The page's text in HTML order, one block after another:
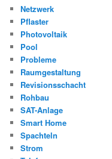
Netzwerk
Pflaster
Photovoltaik
Pool
Probleme
Raumgestaltung
Revisionsschacht
Rohbau
SAT-Anlage
Smart Home
Spachteln
Strom